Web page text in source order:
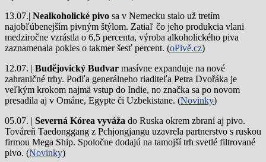
13.07.| Nealkoholické pivo sa v Nemecku stalo už tretím
najobľúbenejším pivným štýlom. Zatiaľ čo jeho produkcia vlani
medziročne vzrástla o 6,5 percenta, výroba alkoholického piva
zaznamenala pokles o takmer šesť percent. (oPivě.cz)
12.07. | Budějovický Budvar masívne expanduje na nové
zahraničné trhy. Podľa generálneho riaditeľa Petra Dvořáka je
veľkým krokom najmä vstup do Indie, no značka sa po novom
presadila aj v Ománe, Egypte či Uzbekistane. (Novinky)
05.07. | Severná Kórea vyváža do Ruska okrem zbraní aj pivo.
Továreň Taedonggang z Pchjongjangu uzavrela partnerstvo s ruskou
firmou Mega Ship. Spoločne dodajú na tamojší trh svetlé filtrované
pivo. (Novinky)